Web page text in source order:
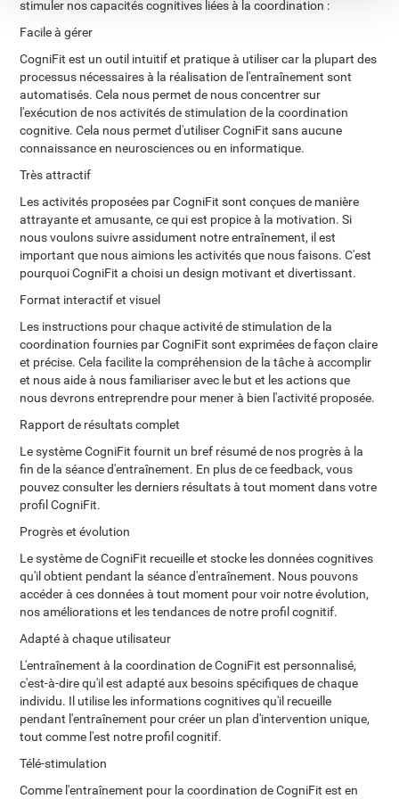
stimuler nos capacités cognitives liées à la coordination :
Facile à gérer
CogniFit est un outil intuitif et pratique à utiliser car la plupart des
processus nécessaires à la réalisation de l'entraînement sont
automatisés. Cela nous permet de nous concentrer sur
l'exécution de nos activités de stimulation de la coordination
cognitive. Cela nous permet d'utiliser CogniFit sans aucune
connaissance en neurosciences ou en informatique.
Très attractif
Les activités proposées par CogniFit sont conçues de manière
attrayante et amusante, ce qui est propice à la motivation. Si
nous voulons suivre assidument notre entraînement, il est
important que nous aimions les activités que nous faisons. C'est
pourquoi CogniFit a choisi un design motivant et divertissant.
Format interactif et visuel
Les instructions pour chaque activité de stimulation de la
coordination fournies par CogniFit sont exprimées de façon claire
et précise. Cela facilite la compréhension de la tâche à accomplir
et nous aide à nous familiariser avec le but et les actions que
nous devrons entreprendre pour mener à bien l'activité proposée.
Rapport de résultats complet
Le système CogniFit fournit un bref résumé de nos progrès à la
fin de la séance d'entraînement. En plus de ce feedback, vous
pouvez consulter les derniers résultats à tout moment dans votre
profil CogniFit.
Progrès et évolution
Le système de CogniFit recueille et stocke les données cognitives
qu'il obtient pendant la séance d'entraînement. Nous pouvons
accéder à ces données à tout moment pour voir notre évolution,
nos améliorations et les tendances de notre profil cognitif.
Adapté à chaque utilisateur
L'entraînement à la coordination de CogniFit est personnalisé,
c'est-à-dire qu'il est adapté aux besoins spécifiques de chaque
individu. Il utilise les informations cognitives qu'il recueille
pendant l'entraînement pour créer un plan d'intervention unique,
tout comme l'est notre profil cognitif.
Télé-stimulation
Comme l'entraînement pour la coordination de CogniFit est en